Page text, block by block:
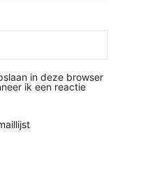
in deze browser
ik een reactie